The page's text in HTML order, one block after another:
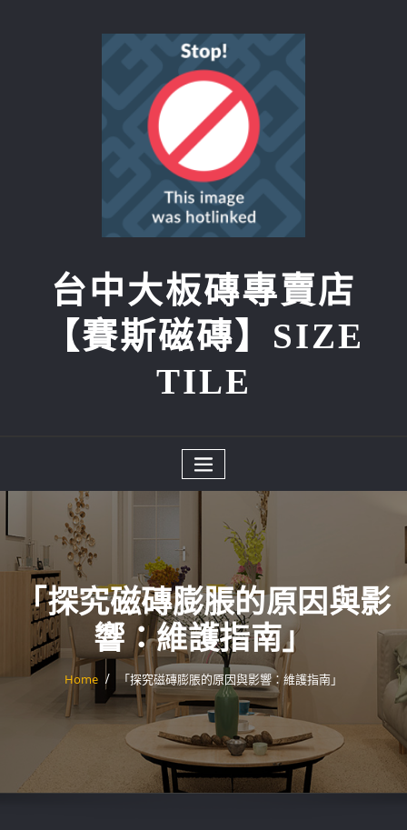
台中大板磚專賣店
【賽斯磁磚】SIZE
TILE
「探究磁磚膨脹的原因與影
響：維護指南」
Home 「探究磁磚膨脹的原因與影響：維護指南」